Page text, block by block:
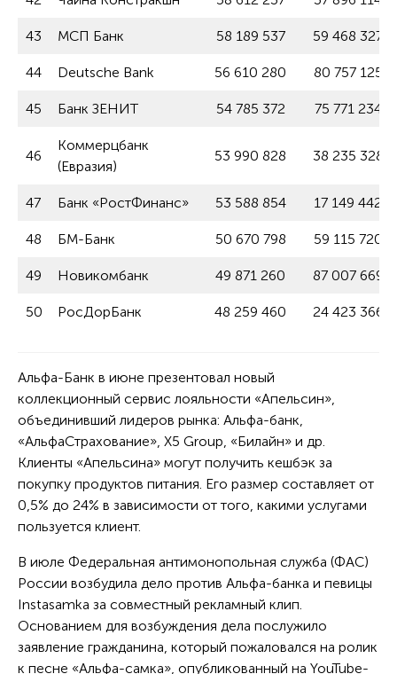
43 МСП Банк 58 189 537 59 468 327
44 Deutsche Bank 56 610 280 80 757 125
45 Банк ЗЕНИТ 54 785 372 75 771 234
46
Коммерцбанк
(Евразия)
53 990 828 38 235 328
47 Банк «РостФинанс» 53 588 854 17 149 442
48 БМ-Банк 50 670 798 59 115 720
49 Новикомбанк 49 871 260 87 007 669
50 РосДорБанк 48 259 460 24 423 366
Альфа-Банк в июне презентовал новый
коллекционный сервис лояльности «Апельсин»,
объединивший лидеров рынка: Альфа-банк,
«АльфаСтрахование», X5 Group, «Билайн» и др.
Клиенты «Апельсина» могут получить кешбэк за
покупку продуктов питания. Его размер составляет от
0,5% до 24% в зависимости от того, какими услугами
пользуется клиент.
В июле Федеральная антимонопольная служба (ФАС)
России возбудила дело против Альфа-банка и певицы
Instasamka за совместный рекламный клип.
Основанием для возбуждения дела послужило
заявление гражданина, который пожаловался на ролик
к песне «Альфа-самка», опубликованный на YouTube-